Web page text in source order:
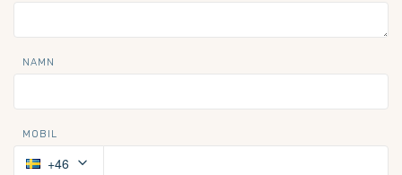
NAMN
MOBIL
+46 keyboard_arrow_down